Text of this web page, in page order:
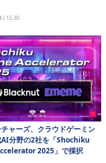
) 15:30
ャーズ、クラウドゲーミン
AI分野の2社を「Shochiku
2025」で採択